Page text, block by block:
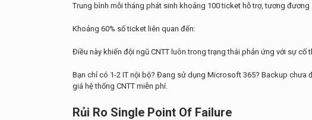
Trung bình mỗi tháng phát sinh khoảng 100 ticket hỗ trợ, tương đương
Khoảng 60% số ticket liên quan đến:
Điều này khiến đội ngũ CNTT luôn trong trạng thái phản ứng với sự cố
Bạn chỉ có 1-2 IT nội bộ? Đang sử dụng Microsoft 365? Backup chưa
giá hệ thống CNTT miễn phí.
Rủi Ro Single Point Of Failure